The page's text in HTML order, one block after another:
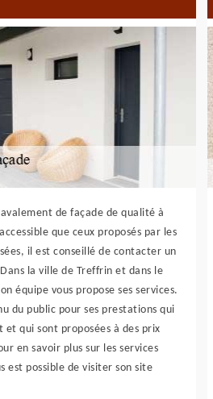
de façade de qualité à
que ceux proposés par les
il est conseillé de contacter un
la ville de Treffrin et dans le
équipe vous propose ses services.
du public pour ses prestations qui
et qui sont proposées à des prix
en savoir plus sur les services
est possible de visiter son site